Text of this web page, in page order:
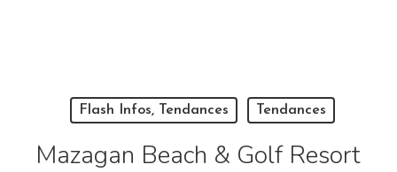
Flash Infos, Tendances Tendances
Mazagan Beach & Golf Resort